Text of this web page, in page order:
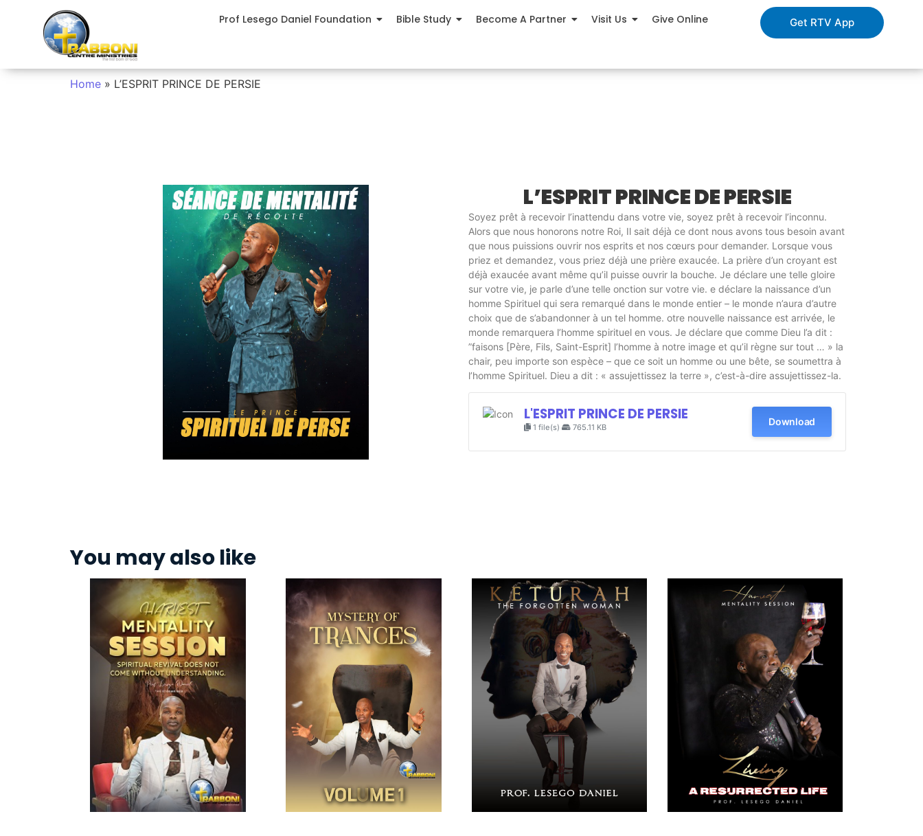
Prof Lesego Daniel Foundation Bible Study Become A Partner Visit Us Give Online Get RTV App
Home » L’ESPRIT PRINCE DE PERSIE
L’ESPRIT PRINCE DE PERSIE
Soyez prêt à recevoir l’inattendu dans votre vie, soyez prêt à recevoir l’inconnu.
Alors que nous honorons notre Roi, Il sait déjà ce dont nous avons tous besoin avant
que nous puissions ouvrir nos esprits et nos cœurs pour demander. Lorsque vous
priez et demandez, vous priez déjà une prière exaucée. La prière d’un croyant est
déjà exaucée avant même qu’il puisse ouvrir la bouche. Je déclare une telle gloire
sur votre vie, je parle d’une telle onction sur votre vie. e déclare la naissance d’un
homme Spirituel qui sera remarqué dans le monde entier – le monde n’aura d’autre
choix que de s’abandonner à un tel homme. otre nouvelle naissance est arrivée, le
monde remarquera l’homme spirituel en vous. Je déclare que comme Dieu l’a dit :
”faisons [Père, Fils, Saint-Esprit] l’homme à notre image et qu’il règne sur tout … » la
chair, peu importe son espèce – que ce soit un homme ou une bête, se soumettra à
l’homme Spirituel. Dieu a dit : « assujettissez la terre », c’est-à-dire assujettissez-la.
L'ESPRIT PRINCE DE PERSIE
1 file(s) 765.11 KB Download
You may also like